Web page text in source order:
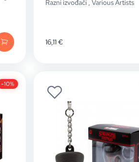
Razni izvođači , Various Artists
16,11€
-10%